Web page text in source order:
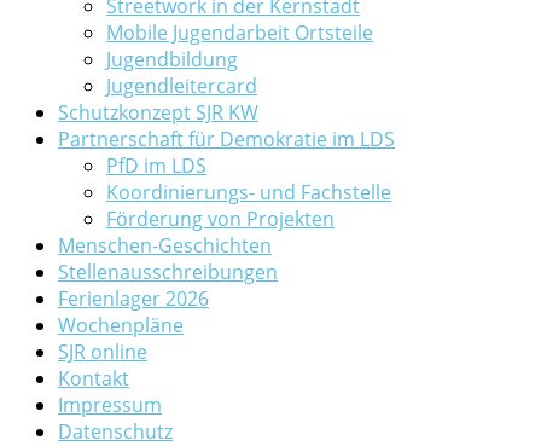
Streetwork in der Kernstadt
Mobile Jugendarbeit Ortsteile
Jugendbildung
Jugendleitercard
Schutzkonzept SJR KW
Partnerschaft für Demokratie im LDS
PfD im LDS
Koordinierungs- und Fachstelle
Förderung von Projekten
Menschen-Geschichten
Stellenausschreibungen
Ferienlager 2026
Wochenpläne
SJR online
Kontakt
Impressum
Datenschutz